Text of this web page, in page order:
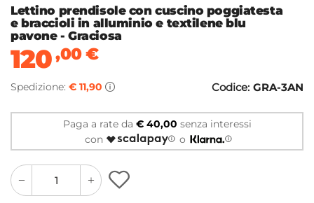
Lettino prendisole con cuscino poggiatesta
e braccioli in alluminio e textilene blu
pavone - Graciosa
120,00€
Spedizione: € 11,90 Codice: GRA-3AN
Paga a rate da € 40,00 senza interessi
con
o
quantity
button
quantity
minus
button